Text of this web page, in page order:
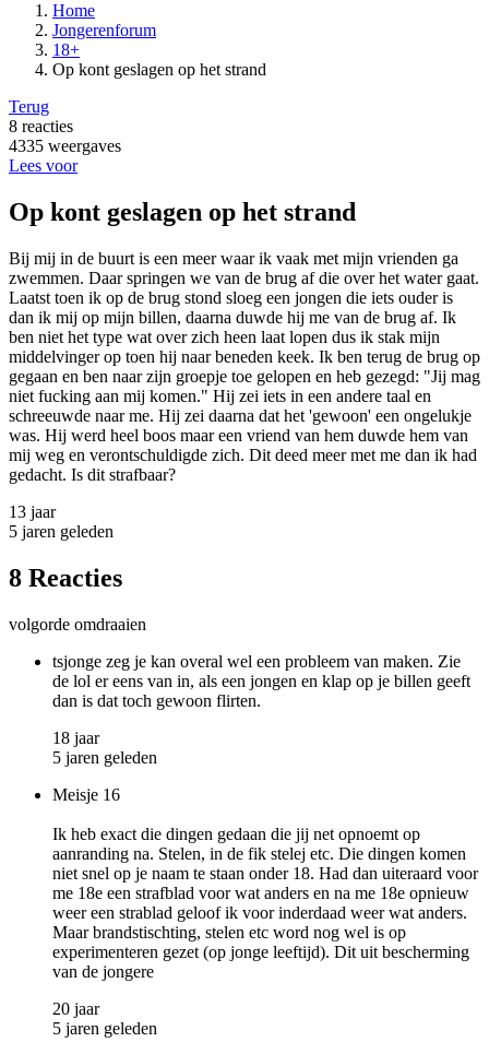
Home
Jongerenforum
18+
Op kont geslagen op het strand
Terug
8 reacties
4335 weergaves
Lees voor
Op kont geslagen op het strand
Bij mij in de buurt is een meer waar ik vaak met mijn vrienden ga
zwemmen. Daar springen we van de brug af die over het water gaat.
Laatst toen ik op de brug stond sloeg een jongen die iets ouder is
dan ik mij op mijn billen, daarna duwde hij me van de brug af. Ik
ben niet het type wat over zich heen laat lopen dus ik stak mijn
middelvinger op toen hij naar beneden keek. Ik ben terug de brug op
gegaan en ben naar zijn groepje toe gelopen en heb gezegd: "Jij mag
niet fucking aan mij komen." Hij zei iets in een andere taal en
schreeuwde naar me. Hij zei daarna dat het 'gewoon' een ongelukje
was. Hij werd heel boos maar een vriend van hem duwde hem van
mij weg en verontschuldigde zich. Dit deed meer met me dan ik had
gedacht. Is dit strafbaar?
13 jaar
5 jaren geleden
8 Reacties
volgorde omdraaien
tsjonge zeg je kan overal wel een probleem van maken. Zie
de lol er eens van in, als een jongen en klap op je billen geeft
dan is dat toch gewoon flirten.
18 jaar
5 jaren geleden
Meisje 16
Ik heb exact die dingen gedaan die jij net opnoemt op
aanranding na. Stelen, in de fik stelej etc. Die dingen komen
niet snel op je naam te staan onder 18. Had dan uiteraard voor
me 18e een strafblad voor wat anders en na me 18e opnieuw
weer een strablad geloof ik voor inderdaad weer wat anders.
Maar brandstischting, stelen etc word nog wel is op
experimenteren gezet (op jonge leeftijd). Dit uit bescherming
van de jongere
20 jaar
5 jaren geleden